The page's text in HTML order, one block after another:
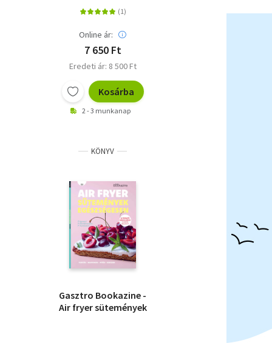
gyümölcsök és italok,
magsajtok, kenyerek
Online ár:
7 650 Ft
Eredeti ár: 8 500 Ft
Kosárba
2 - 3 munkanap
KÖNYV
Gasztro Bookazine -
Air fryer sütemények